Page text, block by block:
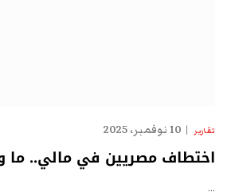
تقارير 10 نوفمبر، 2025
اختطاف مصريين في مالي.. ما
…